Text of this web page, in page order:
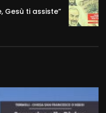
Gesù ti assiste”